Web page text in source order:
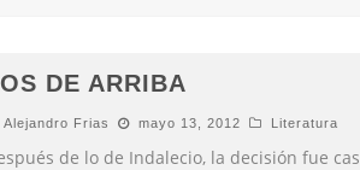
DE ARRIBA
Alejandro Frias mayo 13, 2012 Literatura
de lo de Indalecio, la decisión fue